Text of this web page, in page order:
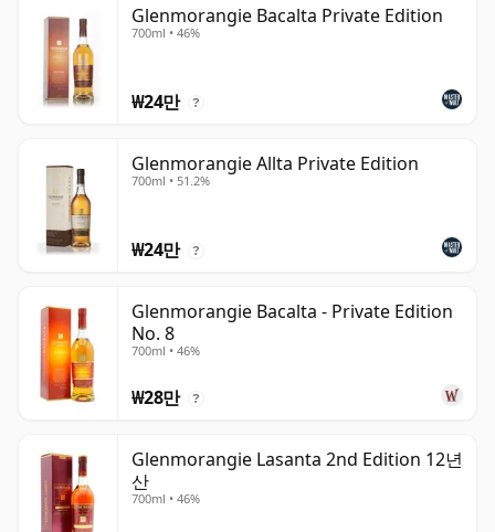
Glenmorangie Bacalta Private Edition
700ml • 46%
₩24만 ?
Glenmorangie Allta Private Edition
700ml • 51.2%
₩24만 ?
Glenmorangie Bacalta - Private Edition
No. 8
700ml • 46%
₩28만 ?
Glenmorangie Lasanta 2nd Edition 12년
산
700ml • 46%